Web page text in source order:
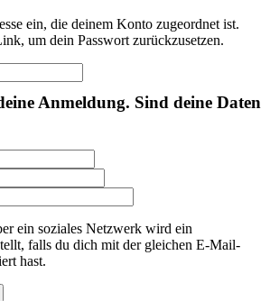
ein, die deinem Konto zugeordnet ist.
um dein Passwort zurückzusetzen.
Anmeldung. Sind deine Daten
ein soziales Netzwerk wird ein
falls du dich mit der gleichen E-Mail-
hast.